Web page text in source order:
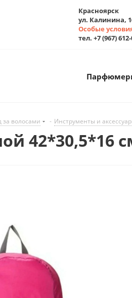
Красноярск
ул. Калинина,
Особые
тел. +7 (967)
за волосами - Инструменты и
42*30,5*16